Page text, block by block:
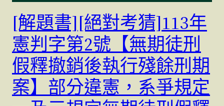
[解題書][絕對考猜]113年
憲判字第2號【無期徒刑
假釋撤銷後執行殘餘刑期
案】部分違憲，系爭規定